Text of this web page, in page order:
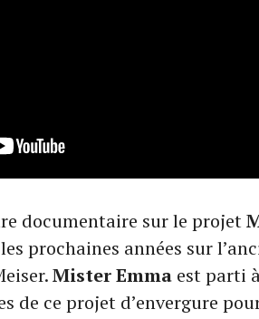
documentaire sur le projet
prochaines années sur
Mister Emma est parti
de ce projet d’envergure